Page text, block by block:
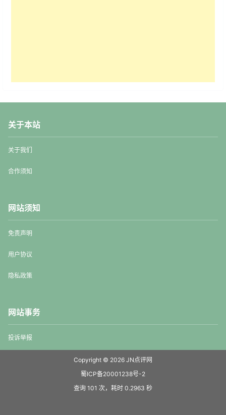
关于本站
关于我们
合作须知
网站须知
免责声明
用户协议
隐私政策
网站事务
投诉举报
Copyright © 2026 JN点评网
蜀ICP备20001238号-2
查询 101 次，耗时 0.2963 秒